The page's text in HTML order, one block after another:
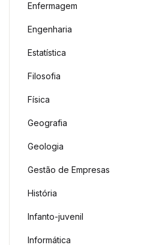
Enfermagem
Engenharia
Estatística
Filosofia
Física
Geografia
Geologia
Gestão de Empresas
História
Infanto-juvenil
Informática